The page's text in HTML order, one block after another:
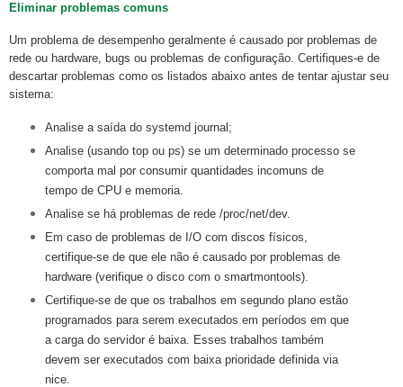
Eliminar problemas comuns
Um problema de desempenho geralmente é causado por problemas de
rede ou hardware, bugs ou problemas de configuração. Certifiques-e de
descartar problemas como os listados abaixo antes de tentar ajustar seu
sistema:
Analise a saída do systemd journal;
Analise (usando top ou ps) se um determinado processo se
comporta mal por consumir quantidades incomuns de
tempo de CPU e memoria.
Analise se há problemas de rede /proc/net/dev.
Em caso de problemas de I/O com discos físicos,
certifique-se de que ele não é causado por problemas de
hardware (verifique o disco com o smartmontools).
Certifique-se de que os trabalhos em segundo plano estão
programados para serem executados em períodos em que
a carga do servidor é baixa. Esses trabalhos também
devem ser executados com baixa prioridade definida via
nice.